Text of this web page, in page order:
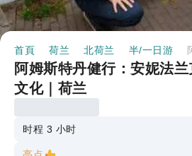
首頁 荷兰 北荷兰 半/一日游
阿姆斯特丹健行：安妮法
文化｜荷兰
时程 3 小时